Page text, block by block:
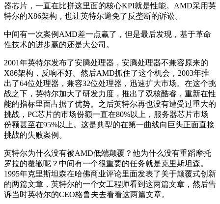
器芯片，一直在比拼这里面的核心KPI就是性能。AMD采用英
特尔的X86架构，也让英特尔避免了反垄断的诉讼。
中间有一次案例AMD差一点赢了，但是最后发现，基于革命
性技术的进步赢的还是大公司。
2001年英特尔发布了安腾处理器，安腾处理器不兼容原来的
X86架构，反响不好。然后AMD抓住了这个机会，2003年推
出了64位处理器，兼容32位处理器，迅速扩大市场。在这个挑
战之下，英特尔加大了研发力度，推出了双核酷睿，重新在性
能的指标里面占据了优势。之后英特尔再也没有遭受过重大的
挑战，PC芯片的市场份额一直在80%以上，服务器芯片市场
份额甚至在95%以上。这是典型的在第一曲线向巨头正面直接
挑战的失败案例。
英特尔为什么没有被AMD低端颠覆？他为什么没有重蹈摩托
罗拉的覆辙呢？中间有一个很重要的任务就是克里斯坦森。
1995年克里斯坦森在哈佛商业评论里面发表了关于颠覆式创新
的两篇文章，英特尔的一个女工程师看到这两篇文章，然后告
诉当时英特尔的CEO格鲁夫去看看这两篇文章。